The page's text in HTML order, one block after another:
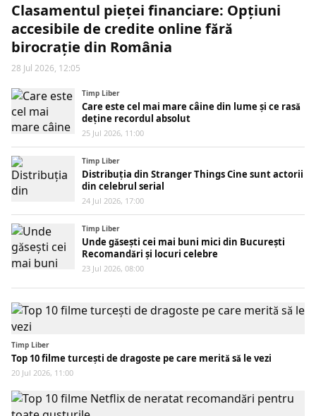
Clasamentul pieței financiare: Opțiuni
accesibile de credite online fără
birocrație din România
28 Jul 2026, 12:05
Timp Liber
Care este cel mai mare câine din lume și ce rasă
deține recordul absolut
25 Jul 2026, 11:00
Timp Liber
Distribuția din Stranger Things Cine sunt actorii
din celebrul serial
24 Jul 2026, 17:00
Timp Liber
Unde găsești cei mai buni mici din București
Recomandări și locuri celebre
23 Jul 2026, 08:00
Timp Liber
Top 10 filme turcești de dragoste pe care merită să le vezi
20 Jul 2026, 11:00